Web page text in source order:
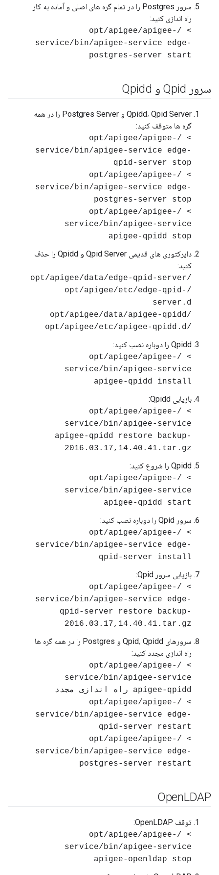
سرور Postgres را در تمام گره های اصلی و آماده به کار
راه اندازی کنید:
> /opt/apigee/apigee-
service/bin/apigee-service edge-
postgres-server start
سرور Qpid و Qpidd
Qpidd، Qpid Server و Postgres Server را در همه
گره ها متوقف کنید:
> /opt/apigee/apigee-
service/bin/apigee-service edge-
qpid-server stop
> /opt/apigee/apigee-
service/bin/apigee-service edge-
postgres-server stop
> /opt/apigee/apigee-
service/bin/apigee-service
apigee-qpidd stop
دایرکتوری های قدیمی Qpid Server و Qpidd را حذف
کنید:
/opt/apigee/data/edge-qpid-server
/opt/apigee/etc/edge-qpid-
server.d
/opt/apigee/data/apigee-qpidd
/opt/apigee/etc/apigee-qpidd.d
Qpidd را دوباره نصب کنید:
> /opt/apigee/apigee-
service/bin/apigee-service
apigee-qpidd install
بازیابی Qpidd:
> /opt/apigee/apigee-
service/bin/apigee-service
apigee-qpidd restore backup-
2016.03.17,14.40.41.tar.gz
Qpidd را شروع کنید:
> /opt/apigee/apigee-
service/bin/apigee-service
apigee-qpidd start
سرور Qpid را دوباره نصب کنید:
> /opt/apigee/apigee-
service/bin/apigee-service edge-
qpid-server install
بازیابی سرور Qpid:
> /opt/apigee/apigee-
service/bin/apigee-service edge-
qpid-server restore backup-
2016.03.17,14.40.41.tar.gz
سرورهای Qpid، Qpidd و Postgres را در همه گره ها
راه اندازی مجدد کنید:
> /opt/apigee/apigee-
service/bin/apigee-service
apigee-qpidd راه اندازی مجدد
> /opt/apigee/apigee-
service/bin/apigee-service edge-
qpid-server restart
> /opt/apigee/apigee-
service/bin/apigee-service edge-
postgres-server restart
OpenLDAP
توقف OpenLDAP:
> /opt/apigee/apigee-
service/bin/apigee-service
apigee-openldap stop